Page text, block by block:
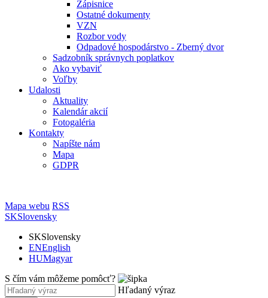
Zápisnice
Ostatné dokumenty
VZN
Rozbor vody
Odpadové hospodárstvo - Zberný dvor
Sadzobník správnych poplatkov
Ako vybaviť
Voľby
Udalosti
Aktuality
Kalendár akcií
Fotogaléria
Kontakty
Napíšte nám
Mapa
GDPR
Mapa webu RSS
SKSlovensky
SKSlovensky
ENEnglish
HUMagyar
S čím vám môžeme pomôcť?
Hľadaný výraz